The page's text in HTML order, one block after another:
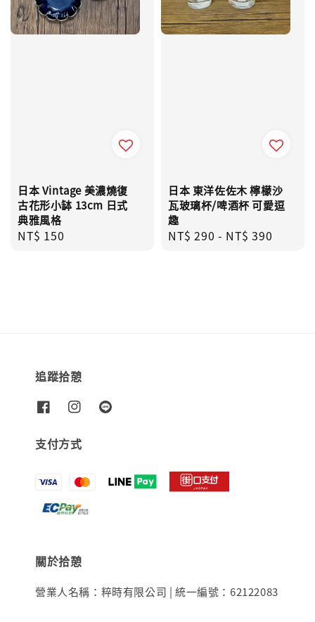
日本 Vintage 美濃燒復
古花形小缽 13cm 日式
典雅風格
Regular
NT$ 150
日本 東洋佐佐木 檸檬沙
瓦玻璃杯/啤酒杯 可愛逗
趣
Regular
NT$ 290 - NT$ 390
追蹤拾憩
支付方式
關於拾憩
營業人名稱：粹時有限公司 | 統一編號：62122083